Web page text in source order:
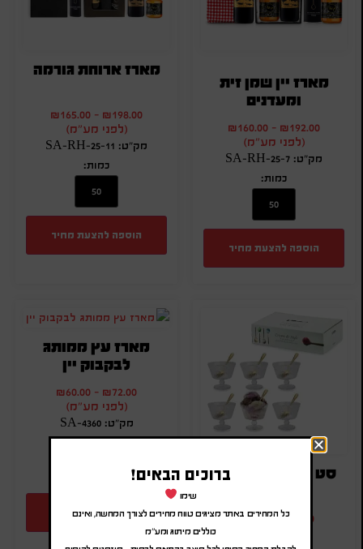
מארז יין שמן זית
ומעדנים
₪192.00
-
₪160.00
(לפני מע"מ)
מק"ט: SA-RH-25-7
כמות:
הוספה להצעת מחיר
מארז ארוחת גורמה
₪198.00
-
₪165.00
(לפני מע"מ)
מק"ט: SA-RH-25-11
כמות:
הוספה להצעת מחיר
סט הגשה לקינוחים
₪ 86.40
-
₪ 72.00
מארז עץ ממותג
לבקבוק יין
₪72.00
-
₪60.00
(לפני מע"מ)
מק"ט: SA-4360
כמות:
הוספה להצעת מחיר
ברוכים הבאים!
שימו
כל המחירים באתר מציגים טווח מחירים לצורך המחשה, ואינם
כוללים מיתוג ומע"מ